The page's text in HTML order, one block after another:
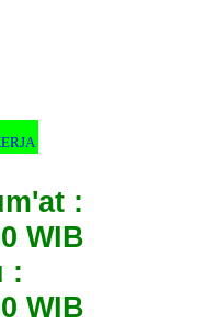
:
WIB
:
WIB